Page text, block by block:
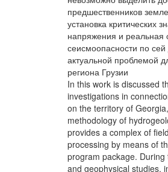
предшественников
установка критических
напряжения и реальная
сеисмоопасности по сей
актуальной проблемой
региона Грузии
In this work is discussed
investigations in
on the territory of
methodology of
provides a complex of
processing by means of
program package.
and geophysical studies,